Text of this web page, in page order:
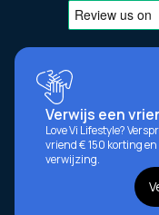
Verwijs een
Love Vi Lifestyle?
vriend € 150 korting
verwijzing.